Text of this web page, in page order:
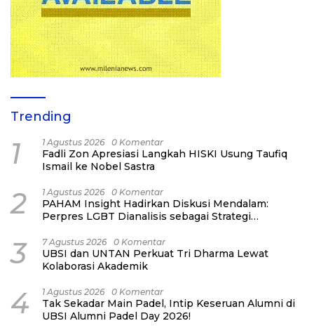
Trending
1 1 Agustus 2026 0 Komentar
Fadli Zon Apresiasi Langkah HISKI Usung Taufiq
Ismail ke Nobel Sastra
2 1 Agustus 2026 0 Komentar
PAHAM Insight Hadirkan Diskusi Mendalam:
Perpres LGBT Dianalisis sebagai Strategi
3 7 Agustus 2026 0 Komentar
UBSI dan UNTAN Perkuat Tri Dharma Lewat
Kolaborasi Akademik
4 1 Agustus 2026 0 Komentar
Tak Sekadar Main Padel, Intip Keseruan Alumni di
UBSI Alumni Padel Day 2026!